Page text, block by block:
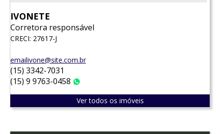
IVONETE
Corretora responsável
CRECI: 27617-J
emailivone@site.com.br
(15) 3342-7031
(15) 9 9763-0458
Ver todos os imóveis